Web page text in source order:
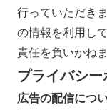
行っていただき
の情報を利用し
責任を負いかねま
プライバシー
広告の配信につ